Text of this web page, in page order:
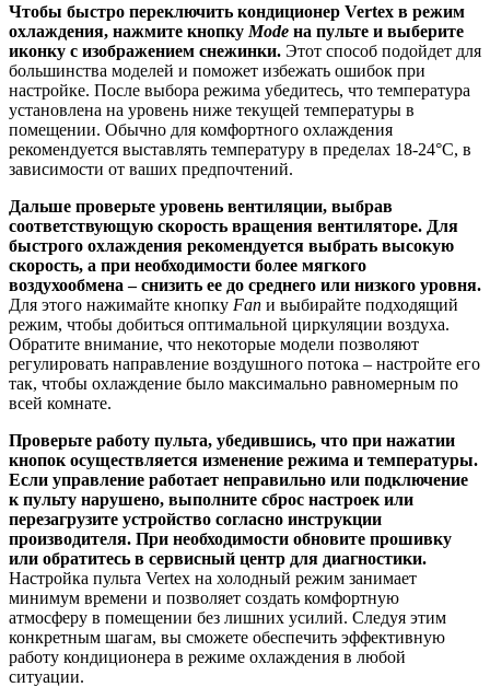
Чтобы быстро переключить кондиционер Vertex в режим
охлаждения, нажмите кнопку Mode на пульте и выберите
иконку с изображением снежинки. Этот способ подойдет для
большинства моделей и поможет избежать ошибок при
настройке. После выбора режима убедитесь, что температура
установлена на уровень ниже текущей температуры в
помещении. Обычно для комфортного охлаждения
рекомендуется выставлять температуру в пределах 18-24°C, в
зависимости от ваших предпочтений.
Дальше проверьте уровень вентиляции, выбрав
соответствующую скорость вращения вентиляторе. Для
быстрого охлаждения рекомендуется выбрать высокую
скорость, а при необходимости более мягкого
воздухообмена – снизить ее до среднего или низкого уровня.
Для этого нажимайте кнопку Fan и выбирайте подходящий
режим, чтобы добиться оптимальной циркуляции воздуха.
Обратите внимание, что некоторые модели позволяют
регулировать направление воздушного потока – настройте его
так, чтобы охлаждение было максимально равномерным по
всей комнате.
Проверьте работу пульта, убедившись, что при нажатии
кнопок осуществляется изменение режима и температуры.
Если управление работает неправильно или подключение
к пульту нарушено, выполните сброс настроек или
перезагрузите устройство согласно инструкции
производителя. При необходимости обновите прошивку
или обратитесь в сервисный центр для диагностики.
Настройка пульта Vertex на холодный режим занимает
минимум времени и позволяет создать комфортную
атмосферу в помещении без лишних усилий. Следуя этим
конкретным шагам, вы сможете обеспечить эффективную
работу кондиционера в режиме охлаждения в любой
ситуации.